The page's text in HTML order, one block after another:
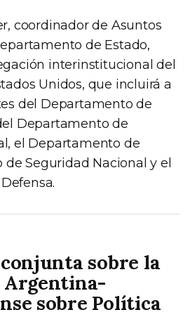
coordinador de Asuntos
de Estado,
interinstitucional del
Unidos, que incluirá a
del Departamento de
Departamento de
el Departamento de
de Seguridad Nacional y el
sobre la
Argentina-
sobre Política